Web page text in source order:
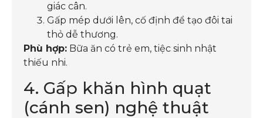
giác cân.
Gấp mép dưới lên, cố định để tạo đôi tai
thỏ dễ thương.
Phù hợp: Bữa ăn có trẻ em, tiệc sinh nhật
thiếu nhi.
4. Gấp khăn hình quạt
(cánh sen) nghệ thuật